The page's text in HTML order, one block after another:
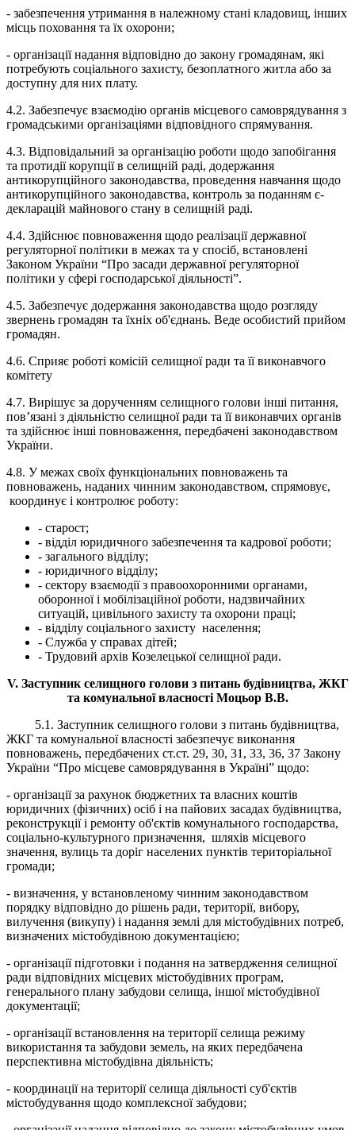
- забезпечення утримання в належному стані кладовищ, інших
місць поховання та їх охорони;
- організації надання відповідно до закону громадянам, які
потребують соціального захисту, безоплатного житла або за
доступну для них плату.
4.2. Забезпечує взаємодію органів місцевого самоврядування з
громадськими організаціями відповідного спрямування.
4.3. Відповідальний за організацію роботи щодо запобігання
та протидії корупції в селищній раді, додержання
антикорупційного законодавства, проведення навчання щодо
антикорупційного законодавства, контроль за поданням є-
декларацій майнового стану в селищній раді.
4.4. Здійснює повноваження щодо реалізації державної
регуляторної політики в межах та у спосіб, встановлені
Законом України “Про засади державної регуляторної
політики у сфері господарської діяльності”.
4.5. Забезпечує додержання законодавства щодо розгляду
звернень громадян та їхніх об'єднань. Веде особистий прийом
громадян.
4.6. Сприяє роботі комісій селищної ради та її виконавчого
комітету
4.7. Вирішує за дорученням селищного голови інші питання,
пов’язані з діяльністю селищної ради та її виконавчих органів
та здійснює інші повноваження, передбачені законодавством
України.
4.8. У межах своїх функціональних повноважень та
повноважень, наданих чинним законодавством, спрямовує,
координує і контролює роботу:
- старост;
- відділ юридичного забезпечення та кадрової роботи;
- загального відділу;
- юридичного відділу;
- сектору взаємодії з правоохоронними органами,
оборонної і мобілізаційної роботи, надзвичайних
ситуацій, цивільного захисту та охорони праці;
- відділу соціального захисту населення;
- Служба у справах дітей;
- Трудовий архів Козелецької селищної ради.
V. Заступник селищного голови з питань будівництва, ЖКГ
та комунальної власності Моцьор В.В.
5.1. Заступник селищного голови з питань будівництва,
ЖКГ та комунальної власності забезпечує виконання
повноважень, передбачених ст.ст. 29, 30, 31, 33, 36, 37 Закону
України “Про місцеве самоврядування в Україні” щодо:
- організації за рахунок бюджетних та власних коштів
юридичних (фізичних) осіб і на пайових засадах будівництва,
реконструкції і ремонту об'єктів комунального господарства,
соціально-культурного призначення, шляхів місцевого
значення, вулиць та доріг населених пунктів територіальної
громади;
- визначення, у встановленому чинним законодавством
порядку відповідно до рішень ради, території, вибору,
вилучення (викупу) і надання землі для містобудівних потреб,
визначених містобудівною документацією;
- організації підготовки і подання на затвердження селищної
ради відповідних місцевих містобудівних програм,
генерального плану забудови селища, іншої містобудівної
документації;
- організації встановлення на території селища режиму
використання та забудови земель, на яких передбачена
перспективна містобудівна діяльність;
- координації на території селища діяльності суб'єктів
містобудування щодо комплексної забудови;